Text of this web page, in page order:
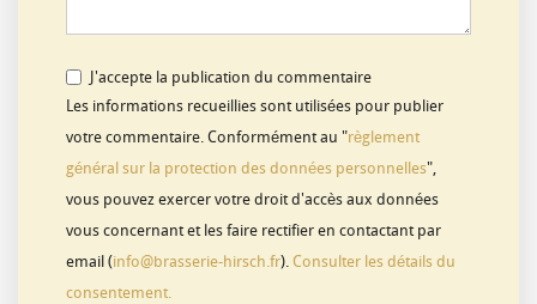
J'accepte la publication du commentaire
Les informations recueillies sont utilisées pour publier
votre commentaire. Conformément au "règlement
général sur la protection des données personnelles",
vous pouvez exercer votre droit d'accès aux données
vous concernant et les faire rectifier en contactant par
email (info@brasserie-hirsch.fr). Consulter les détails du
consentement.